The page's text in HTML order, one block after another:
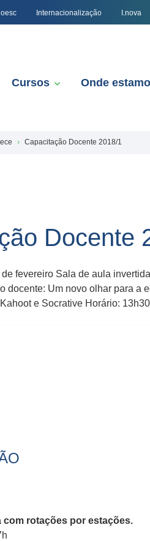
Internacionalização I.nova
Cursos Onde
Capacitação Docente 2018/1
Docente
fevereiro ​Sala de aula
docente: Um novo olhar para a
e Socrative Horário:
com rotações por estações.